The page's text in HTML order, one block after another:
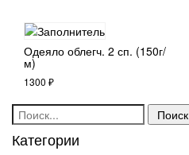
Одеяло облегч. 2 сп. (150г/
м)
1300 ₽
Поиск:
Категории